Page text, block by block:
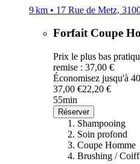
9 km • 17 Rue de Metz,
Forfait Coupe
Prix le plus bas
remise : 37,00 €
Économisez jusqu'à
37,00 €22,20 €
55min
Réserver
Shampooing
Soin profond
Coupe Homme
Brushing /